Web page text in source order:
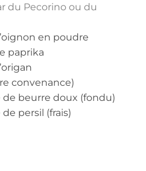
du Pecorino ou du
en poudre
paprika
convenance)
de beurre doux (fondu)
de persil (frais)